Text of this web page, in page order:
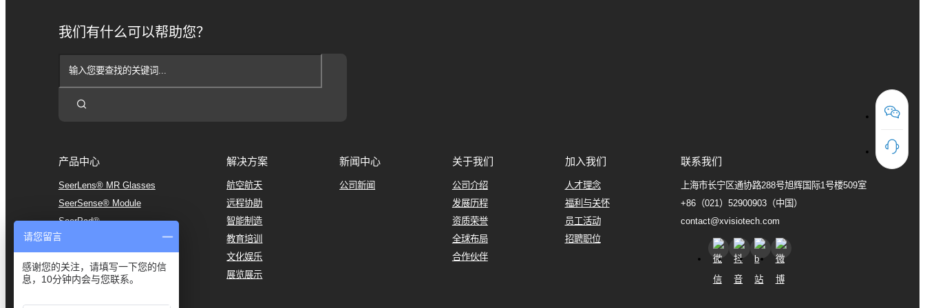
我们有什么可以帮助您？
产品中心
SeerLens® MR Glasses
SeerSense® Module
SeerPad®
SeerController®
解决方案
航空航天
远程协助
智能制造
教育培训
文化娱乐
展览展示
新闻中心
公司新闻
关于我们
公司介绍
发展历程
资质荣誉
全球布局
合作伙伴
加入我们
人才理念
福利与关怀
员工活动
招聘职位
联系我们
上海市长宁区通协路288号旭辉国际1号楼509室
+86（021）52900903（中国）
contact@xvisiotech.com
请您留言
感谢您的关注，请填写一下您的信
息，10分钟内会与您联系。